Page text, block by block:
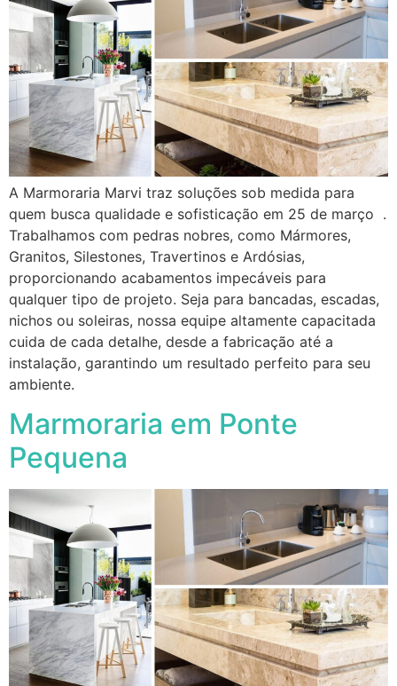
A Marmoraria Marvi traz soluções sob medida para
quem busca qualidade e sofisticação em 25 de março .
Trabalhamos com pedras nobres, como Mármores,
Granitos, Silestones, Travertinos e Ardósias,
proporcionando acabamentos impecáveis para
qualquer tipo de projeto. Seja para bancadas, escadas,
nichos ou soleiras, nossa equipe altamente capacitada
cuida de cada detalhe, desde a fabricação até a
instalação, garantindo um resultado perfeito para seu
ambiente.
Marmoraria em Ponte
Pequena